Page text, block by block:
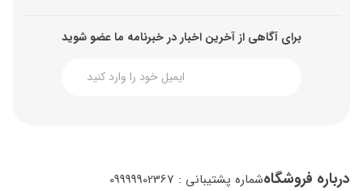
برای آگاهی از آخرین اخبار در خبرنامه ما عضو شوید
درباره فروشگاهشماره پشتیبانی : 09999902367